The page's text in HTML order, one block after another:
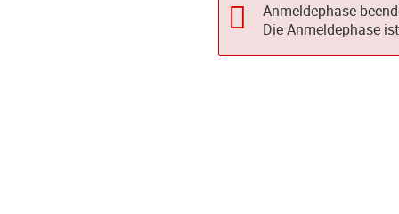
Anmeldephase
Die Anmeldephase